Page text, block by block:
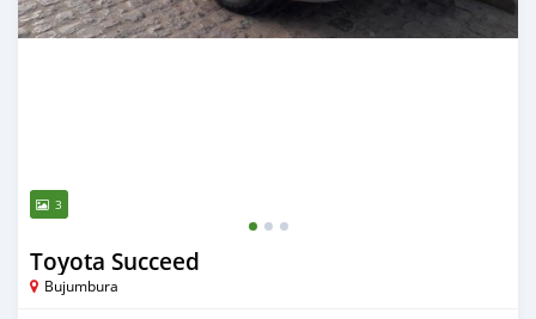
3
Toyota Succeed
Bujumbura